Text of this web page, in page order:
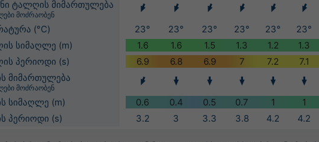
ტალღის მიმართულება
მოძრაობენ
(°C) 23° 23° 23° 23° 23° 23°
სიმაღლე (m)
1.6 1.6 1.5 1.3 1.2 1.3
პერიოდი (s)
6.9 6.8 6.9 7 7.2 7.1
მიმართულება
მოძრაობენ
სიმაღლე (m) 0.6 0.4 0.5 0.7 1 1
პერიოდი (s)
3.2 3 3.3 3.8 4.2 4.2